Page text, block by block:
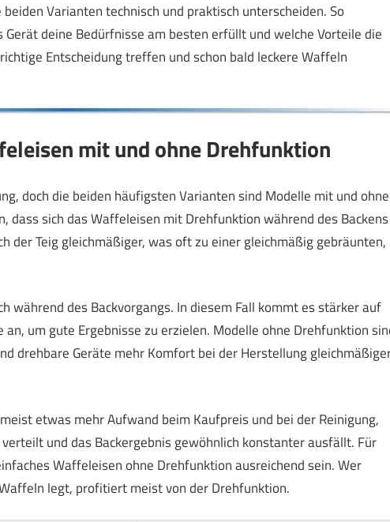
Varianten technisch und praktisch unterscheiden. So
deine Bedürfnisse am besten erfüllt und welche Vorteile die
Entscheidung treffen und schon bald leckere Waffeln
mit und ohne Drehfunktion
doch die beiden häufigsten Varianten sind Modelle mit und ohne
dass sich das Waffeleisen mit Drehfunktion während des Backens
der Teig gleichmäßiger, was oft zu einer gleichmäßig gebräunten,
während des Backvorgangs. In diesem Fall kommt es stärker auf
um gute Ergebnisse zu erzielen. Modelle ohne Drehfunktion
drehbare Geräte mehr Komfort bei der Herstellung
etwas mehr Aufwand beim Kaufpreis und bei der Reinigung,
und das Backergebnis gewöhnlich konstanter ausfällt. Für
Waffeleisen ohne Drehfunktion ausreichend sein. Wer
legt, profitiert meist von der Drehfunktion.